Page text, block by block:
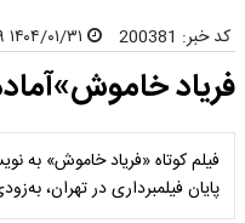
کد خبر: 200381
فریاد
فیلم کوتاه «فریاد خاموش» به
پایان فیلمبرداری در تهران،